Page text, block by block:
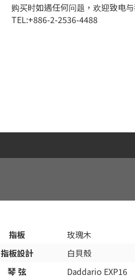
购买时如遇任何问题，欢迎致电
TEL:+886-2-2536-4488
指板
玫瑰木
指板設計
白貝殼
琴 弦
Daddario EXP16